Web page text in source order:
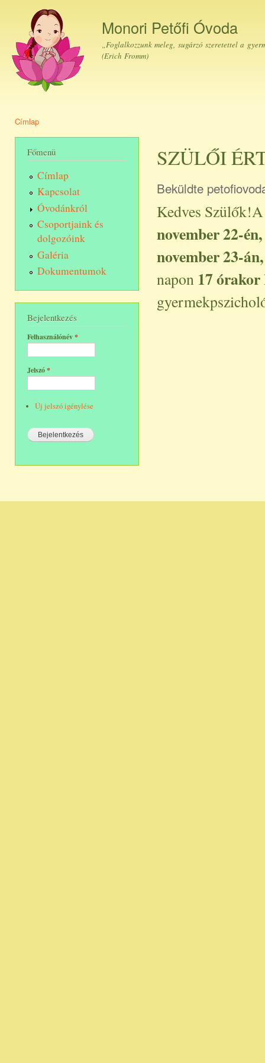
Monori Petőfi Óvoda
„Foglalkozzunk meleg, sugárzó szeretettel a
(Erich Fromm)
Címlap
Főmenü
Címlap
Kapcsolat
Óvodánkról
Csoportjaink és
dolgozóink
Galéria
Dokumentumok
Bejelentkezés
Felhasználónév*
Jelszó*
Új jelszó igénylése
SZÜLŐI
Beküldte
Kedves
november 22-
november 23-
napon 17 órakor